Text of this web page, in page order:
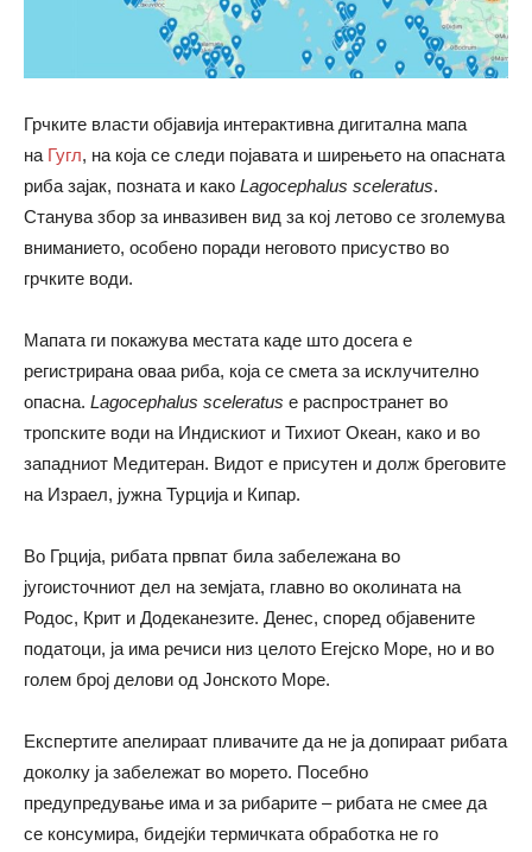
Грчките власти објавија интерактивна дигитална мапа
на Гугл, на која се следи појавата и ширењето на опасната
риба зајак, позната и како Lagocephalus sceleratus.
Станува збор за инвазивен вид за кој летово се зголемува
вниманието, особено поради неговото присуство во
грчките води.
Мапата ги покажува местата каде што досега е
регистрирана оваа риба, која се смета за исклучително
опасна. Lagocephalus sceleratus е распространет во
тропските води на Индискиот и Тихиот Океан, како и во
западниот Медитеран. Видот е присутен и долж бреговите
на Израел, јужна Турција и Кипар.
Во Грција, рибата првпат била забележана во
југоисточниот дел на земјата, главно во околината на
Родос, Крит и Додеканезите. Денес, според објавените
податоци, ја има речиси низ целото Егејско Море, но и во
голем број делови од Јонското Море.
Експертите апелираат пливачите да не ја допираат рибата
доколку ја забележат во морето. Посебно
предупредување има и за рибарите – рибата не смее да
се консумира, бидејќи термичката обработка не го